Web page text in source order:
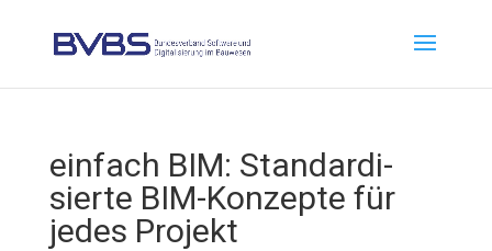
ein­fach BIM: Stan­dar­di­
sier­te BIM-Kon­zep­te für
jedes Projekt